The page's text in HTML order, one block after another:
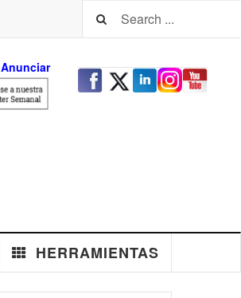
Anunciar
HERRAMIENTAS